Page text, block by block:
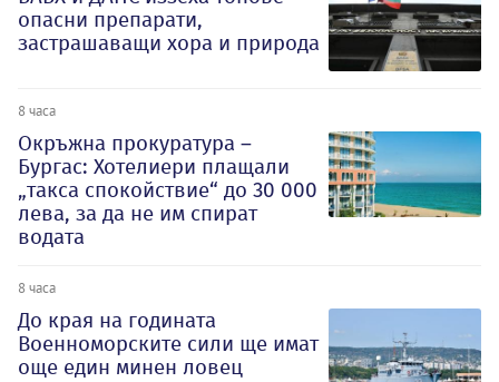
опасни препарати,
застрашаващи хора и природа
8 часа
Окръжна прокуратура –
Бургас: Хотелиери плащали
„такса спокойствие“ до 30 000
лева, за да не им спират
водата
8 часа
До края на годината
Военноморските сили ще имат
още един минен ловец